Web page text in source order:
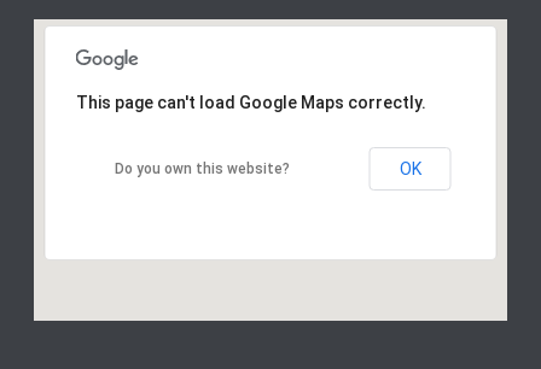
This page can't load Google Maps correctly.
Do you own this website? OK